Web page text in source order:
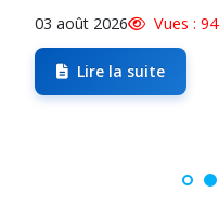
03 août 2026 Vues : 94
Lire la suite